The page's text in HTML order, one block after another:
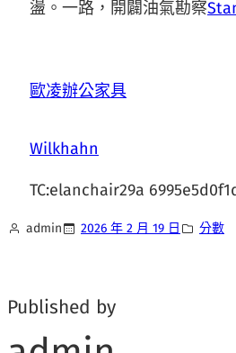
盪。一路，開闢油氣勘察
歐凌辦公家具
Wilkhahn
TC:elanchair29a
admin 2026 年 2 月 19 日 分數
Published by